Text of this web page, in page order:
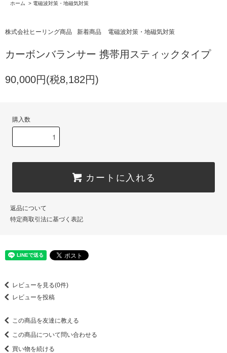
ホーム
> 電磁波対策・地磁気対策
株式会社ヒーリング商品 新着商品 電磁波対策・地磁気対策
カーボンバランサー 携帯用スティックタイプ
90,000円(税8,182円)
購入数
カートに入れる
返品について
特定商取引法に基づく表記
レビューを見る(0件)
レビューを投稿
この商品を友達に教える
この商品について問い合わせる
買い物を続ける